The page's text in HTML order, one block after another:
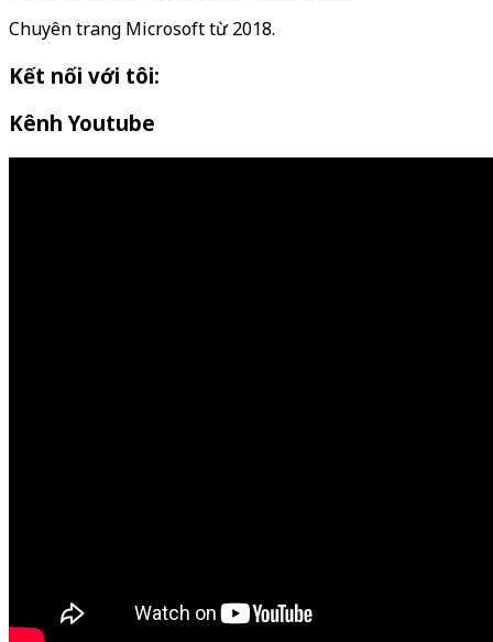
Chuyên trang Microsoft từ 2018.
Kết nối với tôi:
Kênh Youtube